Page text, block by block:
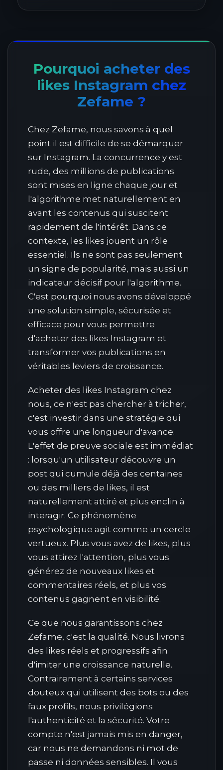
Pourquoi acheter des
likes Instagram chez
Zefame ?
Chez Zefame, nous savons à quel
point il est difficile de se démarquer
sur Instagram. La concurrence y est
rude, des millions de publications
sont mises en ligne chaque jour et
l'algorithme met naturellement en
avant les contenus qui suscitent
rapidement de l'intérêt. Dans ce
contexte, les likes jouent un rôle
essentiel. Ils ne sont pas seulement
un signe de popularité, mais aussi un
indicateur décisif pour l'algorithme.
C'est pourquoi nous avons développé
une solution simple, sécurisée et
efficace pour vous permettre
d'acheter des likes Instagram et
transformer vos publications en
véritables leviers de croissance.
Acheter des likes Instagram chez
nous, ce n'est pas chercher à tricher,
c'est investir dans une stratégie qui
vous offre une longueur d'avance.
L'effet de preuve sociale est immédiat
: lorsqu'un utilisateur découvre un
post qui cumule déjà des centaines
ou des milliers de likes, il est
naturellement attiré et plus enclin à
interagir. Ce phénomène
psychologique agit comme un cercle
vertueux. Plus vous avez de likes, plus
vous attirez l'attention, plus vous
générez de nouveaux likes et
commentaires réels, et plus vos
contenus gagnent en visibilité.
Ce que nous garantissons chez
Zefame, c'est la qualité. Nous livrons
des likes réels et progressifs afin
d'imiter une croissance naturelle.
Contrairement à certains services
douteux qui utilisent des bots ou des
faux profils, nous privilégions
l'authenticité et la sécurité. Votre
compte n'est jamais mis en danger,
car nous ne demandons ni mot de
passe ni données sensibles. Il vous